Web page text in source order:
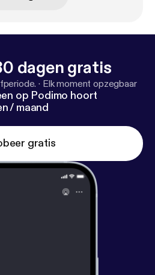
dagen gratis
· Elk moment opzegbaar
op Podimo hoort
/ maand
gratis